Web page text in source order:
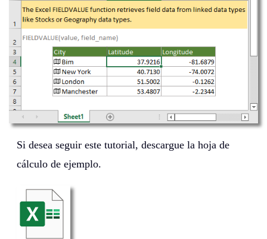
Si desea seguir este tutorial, descargue la hoja de
cálculo de ejemplo.